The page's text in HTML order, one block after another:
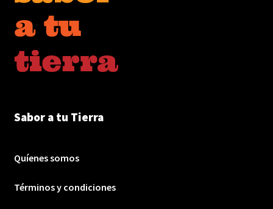
Sabor a tu Tierra
Quíenes somos
Términos y condiciones